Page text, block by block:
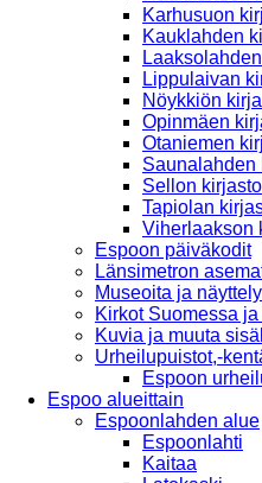
Karhusuon
Kauklahden
Lippulaivan
Nöykkiön
Opinmäen
Otaniemen
Saunalahden
Sellon kirjasto
Tapiolan
Viherlaakson
Espoon päiväkodit
Länsimetron
Museoita ja
Kirkot Suomessa
Kuvia ja muuta
Urheilupuistot,-
Espoon
Espoo alueittain
Espoonlahden alue
Espoonlahti
Kaitaa